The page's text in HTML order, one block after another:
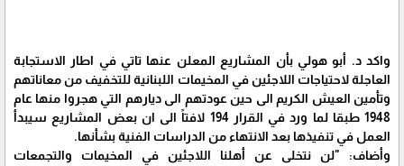
واكد د. أبو هولي بأن المشاريع المعلن عنها تاتي في اطار الاستجابة
العاجلة لاحتياجات اللاجئين في المخيمات اللبنانية للتخفيف من معاناتهم
وتأمين العيش الكريم الى حين عودتهم الى ديارهم التي هجروا منها عام
1948 طبقا لما ورد في القرار 194 لافتاً الى ان بعض المشاريع سيبدأ
العمل في تنفيذها بعد الانتهاء من الدراسات الفنية بشأنها.
وأضاف: "لن نتخلى عن أهلنا اللاجئين في المخيمات والتجمعات